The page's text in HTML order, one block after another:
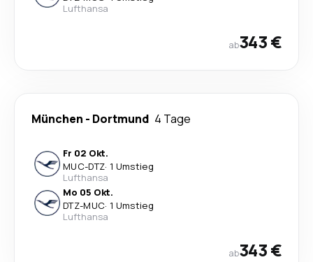
Lufthansa
ab343 €
München - Dortmund 4 Tage
Fr 02 Okt.
MUC-DTZ· 1 Umstieg
Lufthansa
Mo 05 Okt.
DTZ-MUC· 1 Umstieg
Lufthansa
ab343 €